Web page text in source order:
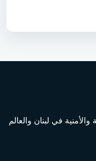
في لبنان والعالم